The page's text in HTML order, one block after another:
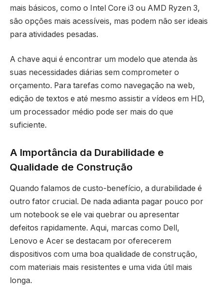
mais básicos, como o Intel Core i3 ou AMD Ryzen 3,
são opções mais acessíveis, mas podem não ser ideais
para atividades pesadas.
A chave aqui é encontrar um modelo que atenda às
suas necessidades diárias sem comprometer o
orçamento. Para tarefas como navegação na web,
edição de textos e até mesmo assistir a vídeos em HD,
um processador médio pode ser mais do que
suficiente.
A Importância da Durabilidade e
Qualidade de Construção
Quando falamos de custo-benefício, a durabilidade é
outro fator crucial. De nada adianta pagar pouco por
um notebook se ele vai quebrar ou apresentar
defeitos rapidamente. Aqui, marcas como Dell,
Lenovo e Acer se destacam por oferecerem
dispositivos com uma boa qualidade de construção,
com materiais mais resistentes e uma vida útil mais
longa.